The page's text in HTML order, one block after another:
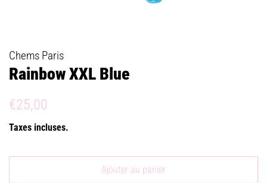
Chems Paris
Rainbow XXL Blue
Prix
€25,00
Taxes incluses.
Ajouter au panier